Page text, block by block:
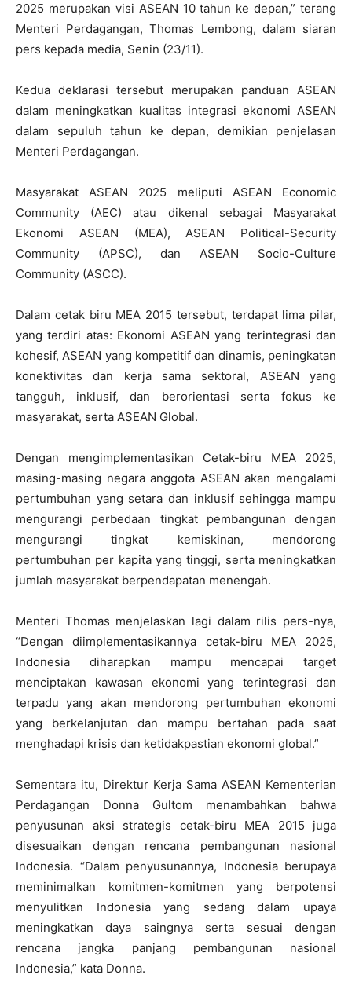
2025 merupakan visi ASEAN 10 tahun ke depan,” terang
Menteri Perdagangan, Thomas Lembong, dalam siaran
pers kepada media, Senin (23/11).
Kedua deklarasi tersebut merupakan panduan ASEAN
dalam meningkatkan kualitas integrasi ekonomi ASEAN
dalam sepuluh tahun ke depan, demikian penjelasan
Menteri Perdagangan.
Masyarakat ASEAN 2025 meliputi ASEAN Economic
Community (AEC) atau dikenal sebagai Masyarakat
Ekonomi ASEAN (MEA), ASEAN Political-Security
Community (APSC), dan ASEAN Socio-Culture
Community (ASCC).
Dalam cetak biru MEA 2015 tersebut, terdapat lima pilar,
yang terdiri atas: Ekonomi ASEAN yang terintegrasi dan
kohesif, ASEAN yang kompetitif dan dinamis, peningkatan
konektivitas dan kerja sama sektoral, ASEAN yang
tangguh, inklusif, dan berorientasi serta fokus ke
masyarakat, serta ASEAN Global.
Dengan mengimplementasikan Cetak-biru MEA 2025,
masing-masing negara anggota ASEAN akan mengalami
pertumbuhan yang setara dan inklusif sehingga mampu
mengurangi perbedaan tingkat pembangunan dengan
mengurangi tingkat kemiskinan, mendorong
pertumbuhan per kapita yang tinggi, serta meningkatkan
jumlah masyarakat berpendapatan menengah.
Menteri Thomas menjelaskan lagi dalam rilis pers-nya,
“Dengan diimplementasikannya cetak-biru MEA 2025,
Indonesia diharapkan mampu mencapai target
menciptakan kawasan ekonomi yang terintegrasi dan
terpadu yang akan mendorong pertumbuhan ekonomi
yang berkelanjutan dan mampu bertahan pada saat
menghadapi krisis dan ketidakpastian ekonomi global.”
Sementara itu, Direktur Kerja Sama ASEAN Kementerian
Perdagangan Donna Gultom menambahkan bahwa
penyusunan aksi strategis cetak-biru MEA 2015 juga
disesuaikan dengan rencana pembangunan nasional
Indonesia. “Dalam penyusunannya, Indonesia berupaya
meminimalkan komitmen-komitmen yang berpotensi
menyulitkan Indonesia yang sedang dalam upaya
meningkatkan daya saingnya serta sesuai dengan
rencana jangka panjang pembangunan nasional
Indonesia,” kata Donna.